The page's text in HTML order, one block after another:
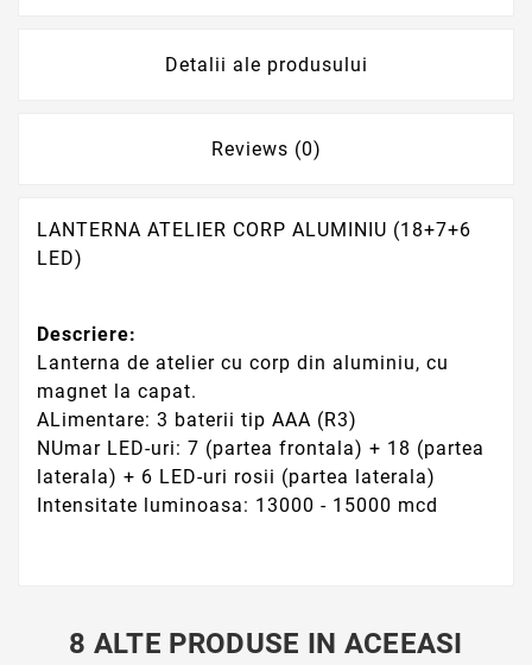
Detalii ale produsului
Reviews (0)
LANTERNA ATELIER CORP ALUMINIU (18+7+6
LED)
Descriere:
Lanterna de atelier cu corp din aluminiu, cu
magnet la capat.
ALimentare: 3 baterii tip AAA (R3)
NUmar LED-uri: 7 (partea frontala) + 18 (partea
laterala) + 6 LED-uri rosii (partea laterala)
Intensitate luminoasa: 13000 - 15000 mcd
8 ALTE PRODUSE IN ACEEASI